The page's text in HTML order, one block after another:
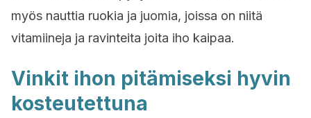
myös nauttia ruokia ja juomia, joissa on niitä
vitamiineja ja ravinteita joita iho kaipaa.
Vinkit ihon pitämiseksi hyvin
kosteutettuna